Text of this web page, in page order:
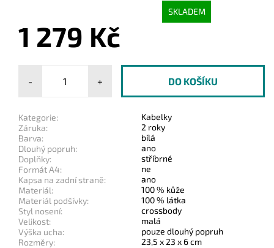
SKLADEM
1 279 Kč
- +
Kategorie:
Kabelky
Záruka:
2 roky
Barva:
bílá
Dlouhý popruh:
ano
Doplňky:
stříbrné
Formát A4:
ne
Kapsa na zadní straně:
ano
Materiál:
100 % kůže
Materiál podšívky:
100 % látka
Styl nosení:
crossbody
Velikost:
malá
Výška ucha:
pouze dlouhý popruh
Rozměry:
23,5 x 23 x 6 cm